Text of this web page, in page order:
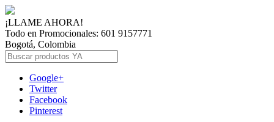
¡LLAME AHORA!
Todo en Promocionales: 601 9157771
Bogotá, Colombia
Google+
Twitter
Facebook
Pinterest